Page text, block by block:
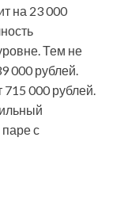
на 23 000
Тем не
000 рублей.
715 000 рублей.
с